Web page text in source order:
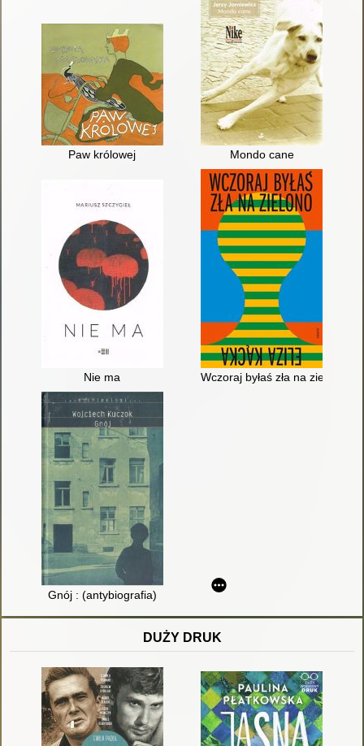
Paw królowej Mondo cane
Nie ma Wczoraj byłaś zła na zielono
Gnój : (antybiografia)
DUŻY DRUK